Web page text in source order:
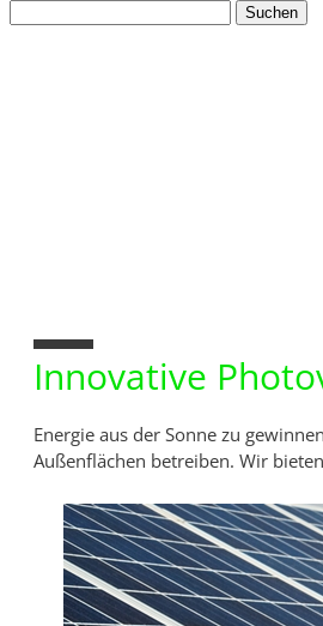
nach:
Innovative
Energie aus der Sonne zu
Außenflächen betreiben. Wir